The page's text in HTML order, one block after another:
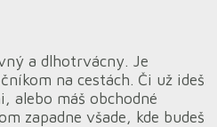
a dlhotrvácny. Je
na cestách. Či už ideš
alebo máš obchodné
zapadne všade, kde budeš